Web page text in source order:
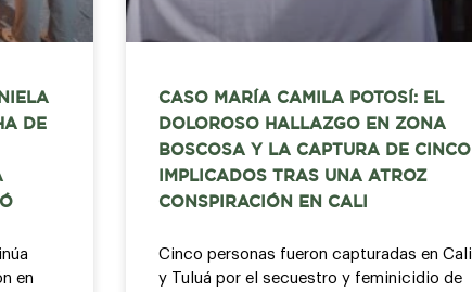
DE
en
CASO MARÍA CAMILA POTOSÍ: EL
DOLOROSO HALLAZGO EN ZONA
BOSCOSA Y LA CAPTURA DE CINCO
IMPLICADOS TRAS UNA ATROZ
CONSPIRACIÓN EN CALI
Cinco personas fueron capturadas en Cali
y Tuluá por el secuestro y feminicidio de